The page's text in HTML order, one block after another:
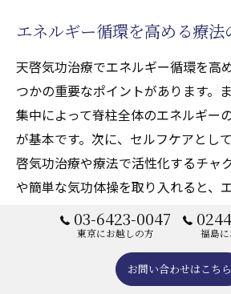
エネルギー循環を高める療法
天啓気功治療でエネルギー循環を高
つかの重要なポイントがあります。
集中によって脊柱全体のエネルギー
が基本です。次に、セルフケアとし
啓気功治療や療法で活性化するチャ
や簡単な気功体操を取り入れると、
予防しやすくなります。
実践時の注意点としては、無理な動
け、リラックスした状態で取り組む
03-6423-0047
東京にお越しの方 福島
お問い合わせはこちら